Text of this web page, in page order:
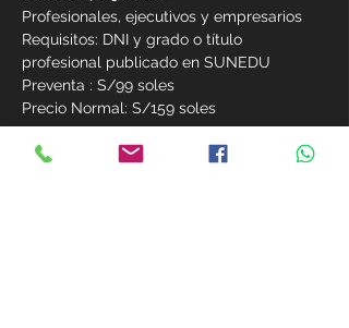
Profesionales, ejecutivos y empresarios
Requisitos: DNI y grado o título
profesional publicado en SUNEDU
Preventa : S/99 soles
Precio Normal: S/159 soles
Mostrar más